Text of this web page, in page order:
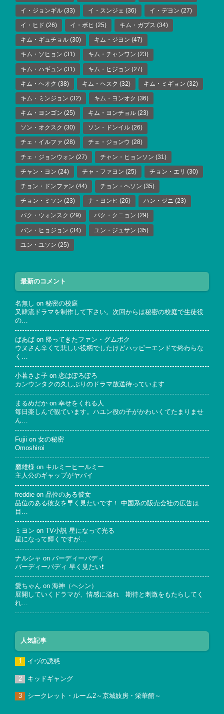
イ・ジョンギル (33) イ・スンジェ (36) イ・デヨン (27)
イ・ヒド (26) イ・ボヒ (25) キム・ガプス (34)
キム・ギュチョル (30) キム・ジヨン (47)
キム・ソヒョン (31) キム・チャンワン (23)
キム・ハギュン (31) キム・ヒジョン (27)
キム・ヘオク (38) キム・ヘスク (32) キム・ミギョン (32)
キム・ミンジョン (32) キム・ヨンオク (36)
キム・ヨンゴン (25) キム・ヨンチョル (23)
ソン・オクスク (30) ソン・ドンイル (26)
チェ・イルファ (28) チェ・ジョンウ (28)
チェ・ジョンウォン (27) チャン・ヒョンソン (31)
チャン・ヨン (24) チャ・ファヨン (25) チョン・エリ (30)
チョン・ドンファン (44) チョン・ヘソン (35)
チョン・ミソン (23) ナ・ヨンヒ (26) ハン・ジニ (23)
パク・ウォンスク (29) パク・クニョン (29)
パン・ヒョジョン (34) ユン・ジュサン (35)
ユン・ユソン (25)
最新のコメント
名無し on 秘密の校庭
又韓流ドラマを制作して下さい。次回からは秘密の校庭で生徒役
の…
ばあば on 帰ってきたファン・グムボク
ウヌさん辛くて悲しい役柄でしたけどハッピーエンドで終わらな
く…
小暮さよ子 on 恋はぽろぽろ
カンウンタクの久しぶりのドラマ放送待っています
まるめだか on 幸せをくれる人
毎日楽しんで観ています。ハユン役の子がかわいくてたまりませ
ん…
Fujii on 女の秘密
Omoshiroi
磨雄様 on キルミーヒールミー
主人公のギャップがヤバイ
freddie on 品位のある彼女
品位のある彼女を早く見たいです！ 中国系の販売会社の広告は
目…
ミヨン on TV小説 星になって光る
星になって輝くですが…
ナルシャ on バーディーバディ
バーディーバディ 早く見たい❗
愛ちゃん on 海神（ヘシン）
展開していくドラマが、情感に溢れ 期待と刺激をもたらしてく
れ…
人気記事
イヴの誘惑
キッドギャング
シークレット・ルーム2～京城妓房・栄華館～